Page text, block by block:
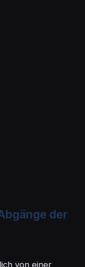
der
von einer